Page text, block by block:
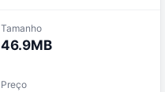
Tamanho
46.9MB
Preço